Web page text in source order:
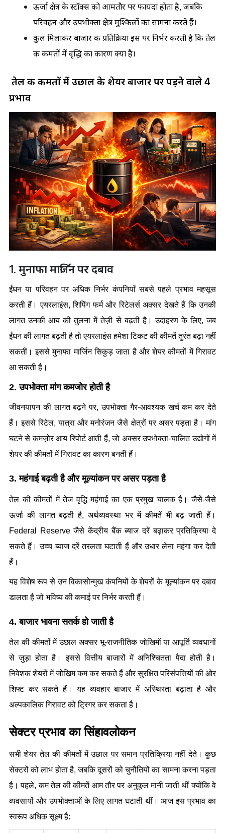
ऊर्जा क्षेत्र के स्टॉक्स को आमतौर पर फायदा होता है, जबकि
परिवहन और उपभोक्ता क्षेत्र मुश्किलों का सामना करते हैं।
कुल मिलाकर बाजार की प्रतिक्रिया इस पर निर्भर करती है कि तेल
की कीमतों में वृद्धि का कारण क्या है।
तेल की कीमतों में उछाल के शेयर बाजार पर पड़ने वाले 4
प्रभाव
1. मुनाफा मार्जिन पर दबाव
ईंधन या परिवहन पर अधिक निर्भर कंपनियाँ सबसे पहले प्रभाव महसूस
करती हैं। एयरलाइंस, शिपिंग फर्म और रिटेलर्स अक्सर देखते हैं कि उनकी
लागत उनकी आय की तुलना में तेज़ी से बढ़ती है। उदाहरण के लिए, जब
ईंधन की लागत बढ़ती है तो एयरलाइंस हमेशा टिकट की कीमतें तुरंत बढ़ा नहीं
सकतीं। इससे मुनाफा मार्जिन सिकुड़ जाता है और शेयर कीमतों में गिरावट
आ सकती है।
2. उपभोक्ता मांग कमजोर होती है
जीवनयापन की लागत बढ़ने पर, उपभोक्ता गैर-आवश्यक खर्च कम कर देते
हैं। इससे रिटेल, यात्रा और मनोरंजन जैसे क्षेत्रों पर असर पड़ता है। मांग
घटने से कमज़ोर आय रिपोर्ट आती हैं, जो अक्सर उपभोक्ता-चालित उद्योगों में
शेयर की कीमतों में गिरावट का कारण बनती हैं।
3. महंगाई बढ़ती है और मूल्यांकन पर असर पड़ता है
तेल की कीमतों में तेज वृद्धि महंगाई का एक प्रमुख चालक है। जैसे‑जैसे
ऊर्जा की लागत बढ़ती है, अर्थव्यवस्था भर में कीमतें भी बढ़ जाती हैं।
Federal Reserve जैसे केंद्रीय बैंक ब्याज दरें बढ़ाकर प्रतिक्रिया दे
सकते हैं। उच्च ब्याज दरें तरलता घटाती हैं और उधार लेना महंगा कर देती
हैं।
यह विशेष रूप से उन विकासोन्मुख कंपनियों के शेयरों के मूल्यांकन पर दबाव
डालता है जो भविष्य की कमाई पर निर्भर करती हैं।
4. बाजार भावना सतर्क हो जाती है
तेल की कीमतों में उछाल अक्सर भू-राजनीतिक जोखिमों या आपूर्ति व्यवधानों
से जुड़ा होता है। इससे वित्तीय बाजारों में अनिश्चितता पैदा होती है।
निवेशक शेयरों में जोखिम कम कर सकते हैं और सुरक्षित परिसंपत्तियों की ओर
शिफ्ट कर सकते हैं। यह व्यवहार बाजार में अस्थिरता बढ़ाता है और
अल्पकालिक गिरावट को ट्रिगर कर सकता है।
सेक्टर प्रभाव का सिंहावलोकन
सभी शेयर तेल की कीमतों में उछाल पर समान प्रतिक्रिया नहीं देते। कुछ
सेक्टरों को लाभ होता है, जबकि दूसरों को चुनौतियों का सामना करना पड़ता
है। पहले, कम तेल की कीमतें आम तौर पर अनुकूल मानी जाती थीं क्योंकि वे
व्यवसायों और उपभोक्ताओं के लिए लागत घटाती थीं। आज इस प्रभाव का
स्वरूप अधिक सूक्ष्म है: